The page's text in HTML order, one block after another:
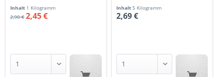
Inhalt 1 Kilogramm
2,90 € 2,45 €
Inhalt 5 Kilogramm
2,69 €